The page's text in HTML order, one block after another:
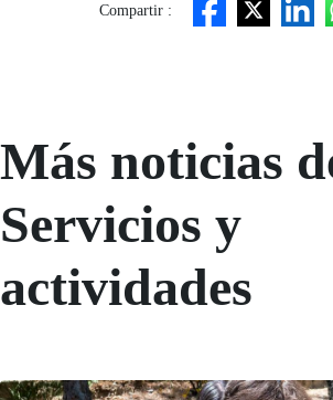
Compartir :
Más noticias
Servicios y
actividades